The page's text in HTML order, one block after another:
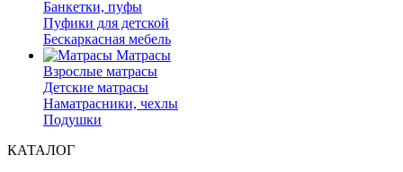
Банкетки, пуфы
Пуфики для детской
Бескаркасная мебель
Матрасы
Взрослые матрасы
Детские матрасы
Наматрасники, чехлы
Подушки
КАТАЛОГ